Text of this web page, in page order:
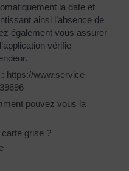
la date et
ainsi l’absence de
également vous assurer
vérifie
https://www.service-
pouvez vous la
grise ?